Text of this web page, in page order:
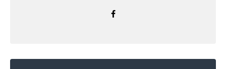
sympatii, nebo rozdilnemu posuzovani chovani